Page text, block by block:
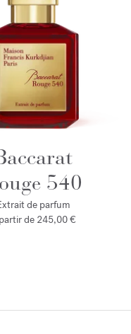
540
de parfum
de 245,00 €